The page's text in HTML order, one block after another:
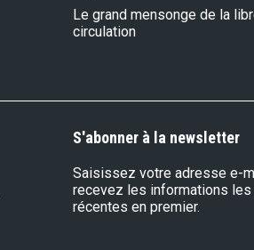
Le grand mensonge de la
circulation
S'abonner à la newsletter
Saisissez votre adresse e-
recevez les informations les
récentes en premier.